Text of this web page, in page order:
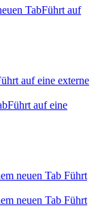
TabFührt auf
auf eine externe
Führt auf eine
neuen Tab Führt
neuen Tab Führt